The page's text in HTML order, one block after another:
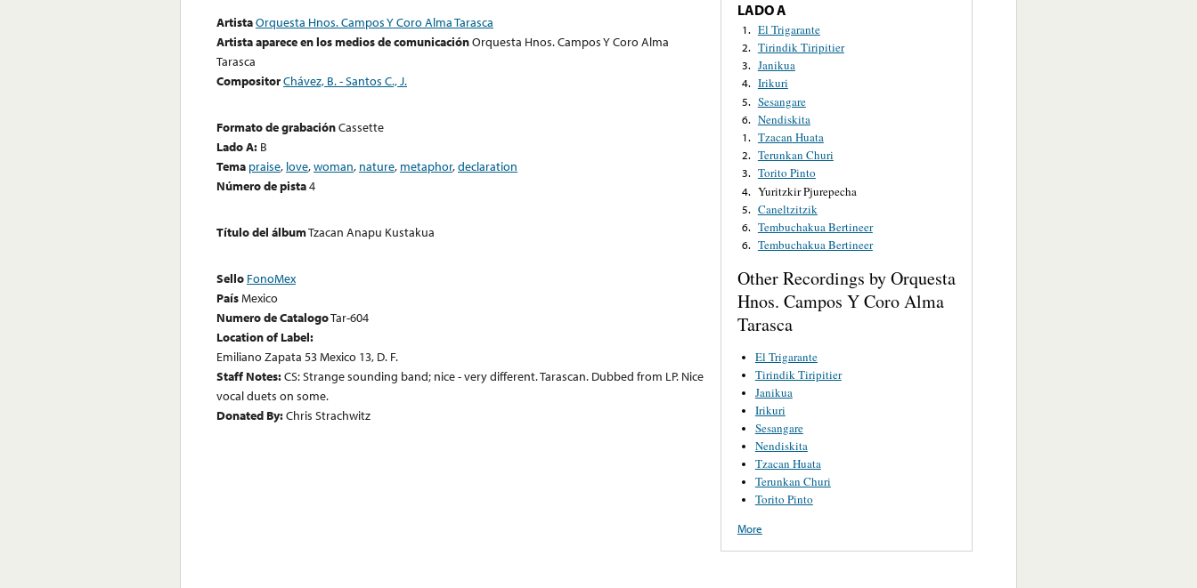
ArtistaOrquesta Hnos. Campos Y Coro Alma Tarasca
Artista aparece en los medios de comunicaciónOrquesta Hnos. Campos Y Coro Alma
Tarasca
CompositorChávez, B. - Santos C., J.
Formato de grabaciónCassette
Lado A: B
Tema praise, love,woman, nature, metaphor,declaration
Número de pista4
Título del álbumTzacan Anapu Kustakua
Sello FonoMex
PaísMexico
Numero de CatalogoTar-604
Location of Label:
Emiliano Zapata 53 Mexico 13, D. F.
Staff Notes:CS: Strange sounding band; nice - very different. Tarascan. Dubbed from LP. Nice
vocal duets on some.
Donated By:Chris Strachwitz
LADO A
1. El Trigarante
2. Tirindik Tiripitier
3. Janikua
4. Irikuri
5. Sesangare
6. Nendiskita
1. Tzacan Huata
2. Terunkan Churi
3. Torito Pinto
4. Yuritzkir Pjurepecha
5. Caneltzitzik
6. Tembuchakua Bertineer
6. Tembuchakua Bertineer
Other Recordings by Orquesta
Hnos. Campos Y Coro Alma
Tarasca
El Trigarante
Tirindik Tiripitier
Janikua
Irikuri
Sesangare
Nendiskita
Tzacan Huata
Terunkan Churi
Torito Pinto
More